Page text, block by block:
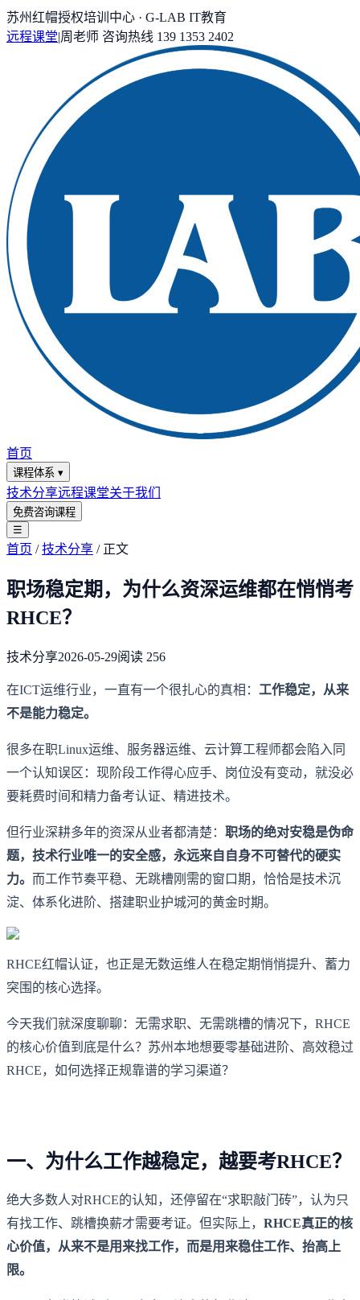
苏州红帽授权培训中心 · G-LAB IT教育
远程课堂|周老师 咨询热线 139 1353 2402
首页
课程体系 ▾
技术分享远程课堂关于我们
免费咨询课程
☰
首页 /技术分享 / 正文
职场稳定期，为什么资深运维都在悄悄考
RHCE？
技术分享2026-05-29阅读 256
在ICT运维行业，一直有一个很扎心的真相： 工作稳定，从来
不是能力稳定。
很多在职Linux运维、服务器运维、云计算工程师都会陷入同
一个认知误区：现阶段工作得心应手、岗位没有变动，就没必
要耗费时间和精力备考认证、精进技术。
但行业深耕多年的资深从业者都清楚： 职场的绝对安稳是伪命
题，技术行业唯一的安全感，永远来自自身不可替代的硬实
力。 而工作节奏平稳、无跳槽刚需的窗口期，恰恰是技术沉
淀、体系化进阶、搭建职业护城河的黄金时期。
RHCE红帽认证，也正是无数运维人在稳定期悄悄提升、蓄力
突围的核心选择。
今天我们就深度聊聊：无需求职、无需跳槽的情况下，RHCE
的核心价值到底是什么？苏州本地想要零基础进阶、高效稳过
RHCE，如何选择正规靠谱的学习渠道？
一、为什么工作越稳定，越要考RHCE？
绝大多数人对RHCE的认知，还停留在“求职敲门砖”，认为只
有找工作、跳槽换薪才需要考证。但实际上， RHCE真正的核
心价值，从来不是用来找工作，而是用来稳住工作、抬高上
限。